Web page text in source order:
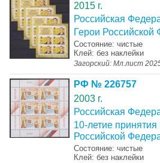
2015 г.
Российская
Герои Российской
Состояние: чистые
Клей: без наклейки
Загорский: Мл.лист
РФ № 226757
2003 г.
Российская
10-летие принятия
Российской
Состояние: чистые
Клей: без наклейки